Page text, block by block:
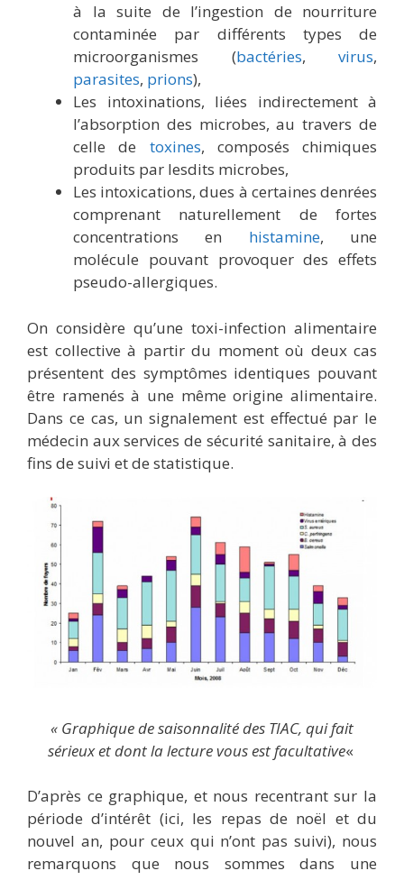
à la suite de l’ingestion de nourriture
contaminée par différents types de
microorganismes (bactéries, virus,
parasites, prions),
Les intoxinations, liées indirectement à
l’absorption des microbes, au travers de
celle de toxines, composés chimiques
produits par lesdits microbes,
Les intoxications, dues à certaines denrées
comprenant naturellement de fortes
concentrations en histamine, une
molécule pouvant provoquer des effets
pseudo-allergiques.
On considère qu’une toxi-infection alimentaire
est collective à partir du moment où deux cas
présentent des symptômes identiques pouvant
être ramenés à une même origine alimentaire.
Dans ce cas, un signalement est effectué par le
médecin aux services de sécurité sanitaire, à des
fins de suivi et de statistique.
« Graphique de saisonnalité des TIAC, qui fait
sérieux et dont la lecture vous est facultative«
D’après ce graphique, et nous recentrant sur la
période d’intérêt (ici, les repas de noël et du
nouvel an, pour ceux qui n’ont pas suivi), nous
remarquons que nous sommes dans une